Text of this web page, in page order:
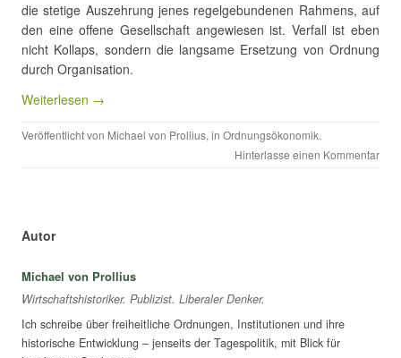
die stetige Auszehrung jenes regelgebundenen Rahmens, auf
den eine offene Gesellschaft angewiesen ist. Verfall ist eben
nicht Kollaps, sondern die langsame Ersetzung von Ordnung
durch Organisation.
Weiterlesen →
Veröffentlicht von Michael von Prollius, in Ordnungsökonomik.
Hinterlasse einen Kommentar
Autor
Michael von Prollius
Wirtschaftshistoriker. Publizist. Liberaler Denker.
Ich schreibe über freiheitliche Ordnungen, Institutionen und ihre
historische Entwicklung – jenseits der Tagespolitik, mit Blick für